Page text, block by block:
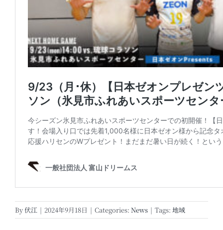
By伏江 | 2024年9月18日 | Categories: News | Tags: 地域